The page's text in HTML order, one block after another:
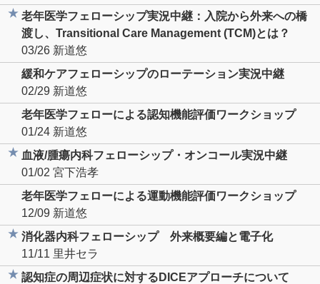
老年医学フェローシップ実況中継：入院から外来への橋
渡し、Transitional Care Management (TCM)とは？
03/26 新道悠
緩和ケアフェローシップのローテーション実況中継
02/29 新道悠
老年医学フェローによる認知機能評価ワークショップ
01/24 新道悠
血液/腫瘍内科フェローシップ・オンコール実況中継
01/02 宮下浩孝
老年医学フェローによる運動機能評価ワークショップ
12/09 新道悠
消化器内科フェローシップ 外来概要編と電子化
11/11 里井セラ
認知症の周辺症状に対するDICEアプローチについて